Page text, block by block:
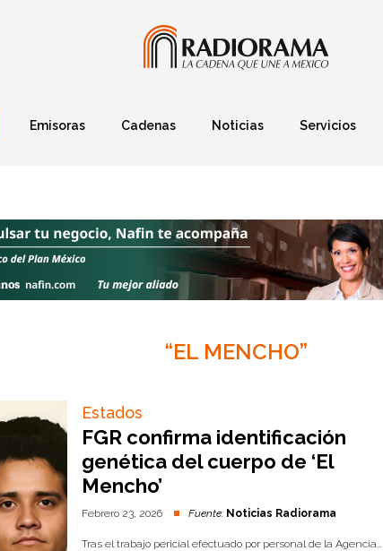
Emisoras Cadenas Noticias Servicios
“EL MENCHO”
Estados
FGR confirma identificación
genética del cuerpo de ‘El
Mencho’
Febrero 23, 2026 Fuente: Noticias Radiorama
Tras el trabajo pericial efectuado por personal de la Agencia...